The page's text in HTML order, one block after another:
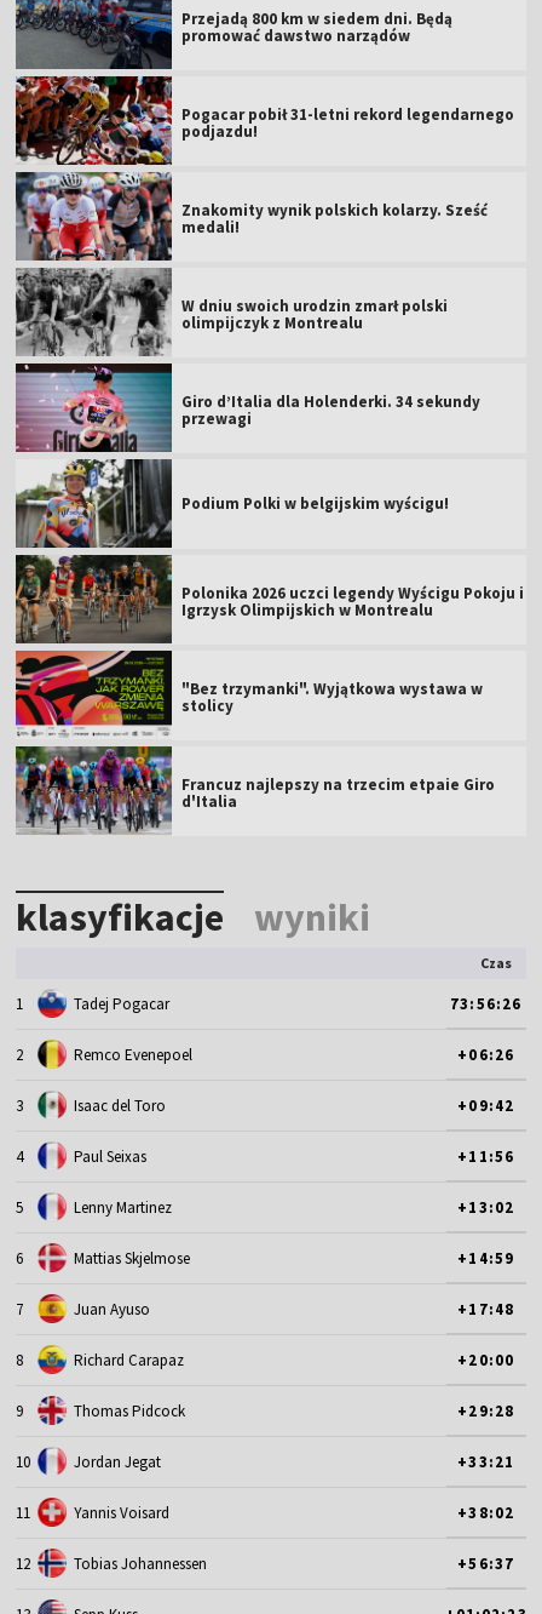
Przejadą 800 km w siedem dni. Będą
promować dawstwo narządów
Pogacar pobił 31-letni rekord legendarnego
podjazdu!
Znakomity wynik polskich kolarzy. Sześć
medali!
W dniu swoich urodzin zmarł polski
olimpijczyk z Montrealu
Giro d’Italia dla Holenderki. 34 sekundy
przewagi
Podium Polki w belgijskim wyścigu!
Polonika 2026 uczci legendy Wyścigu Pokoju i
Igrzysk Olimpijskich w Montrealu
"Bez trzymanki". Wyjątkowa wystawa w
stolicy
Francuz najlepszy na trzecim etpaie Giro
d'Italia
klasyfikacje wyniki
Czas
1 Tadej Pogacar 73:56:26
2 Remco Evenepoel +06:26
3 Isaac del Toro +09:42
4 Paul Seixas +11:56
5 Lenny Martinez +13:02
6 Mattias Skjelmose +14:59
7 Juan Ayuso +17:48
8 Richard Carapaz +20:00
9 Thomas Pidcock +29:28
10 Jordan Jegat +33:21
11 Yannis Voisard +38:02
12 Tobias Johannessen +56:37